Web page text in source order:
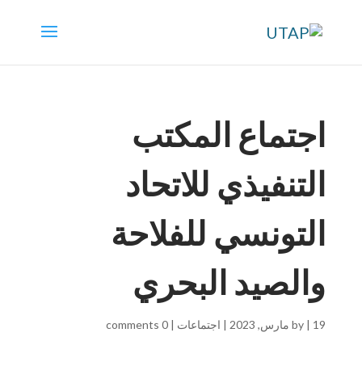
اجتماع المكتب
التنفيذي للاتحاد
التونسي للفلاحة
والصيد البحري
by | 19 مارس, 2023 | اجتماعات |
0 comments